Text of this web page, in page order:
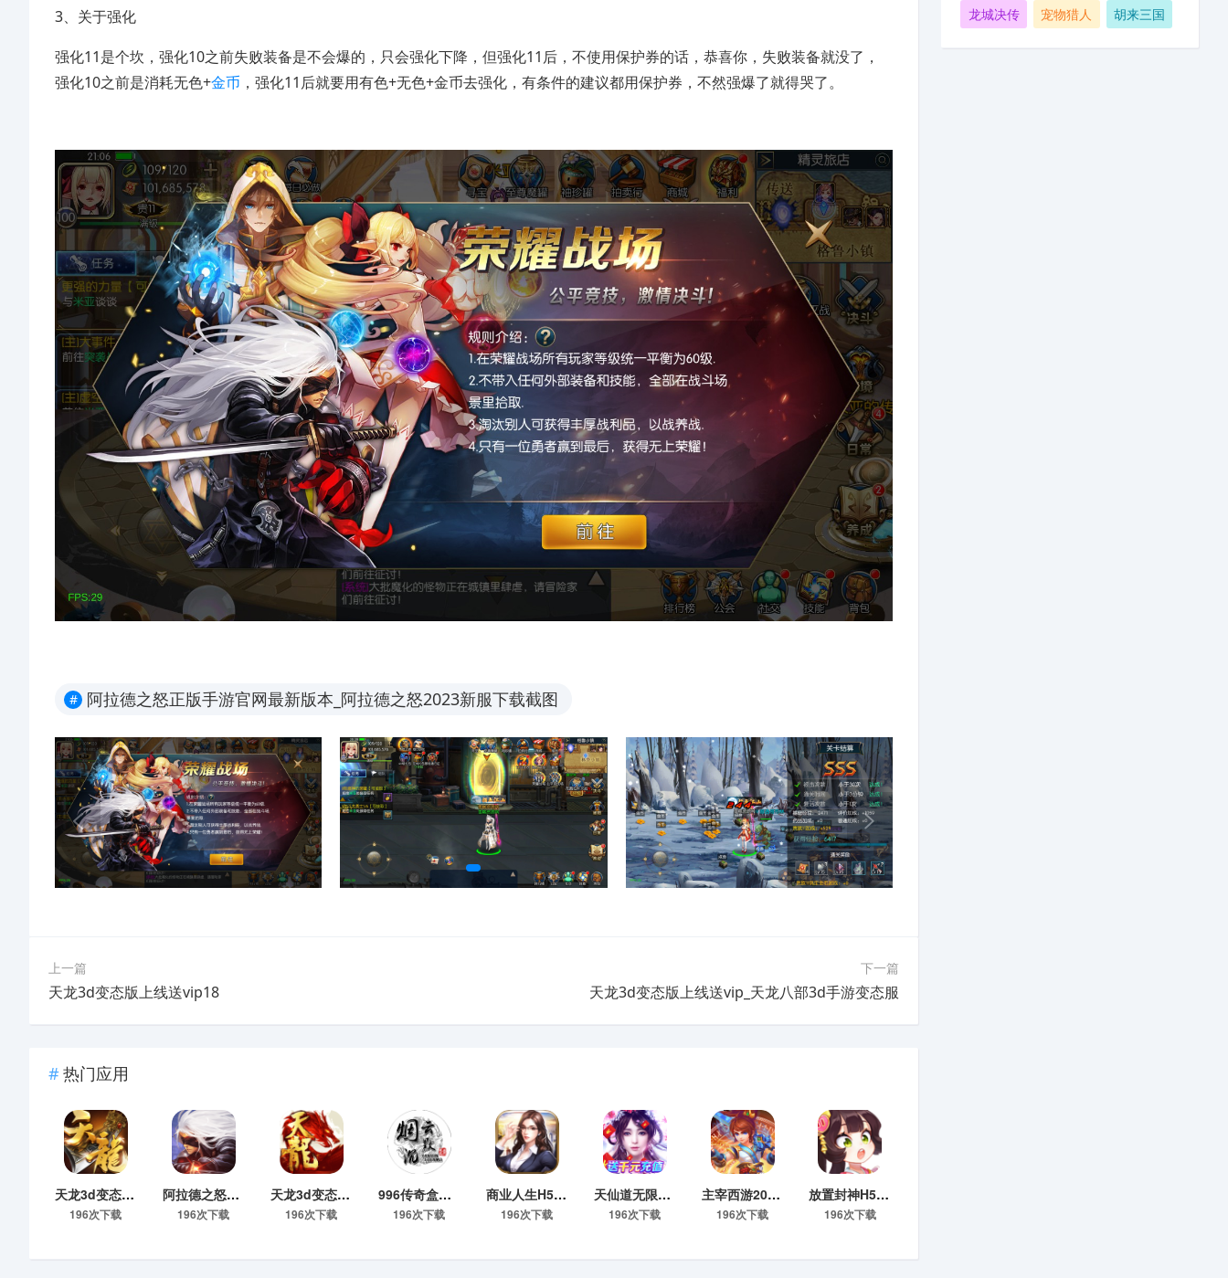
3、关于强化
强化11是个坎，强化10之前失败装备是不会爆的，只会强化下降，但强化11后，不使用保护券的话，恭喜你，失败装备就没了，
强化10之前是消耗无色+金币 ，强化11后就要用有色+无色+金币去强化，有条件的建议都用保护券，不然强爆了就得哭了。
# 阿拉德之怒正版手游官网最新版本_阿拉德之怒2023新服下载截图
上一篇
天龙3d变态版上线送vip18
下一篇
天龙3d变态版上线送vip_天龙八部3d手游变态服
热门应用
天龙3d变态版上线送vip_天龙八部3d手游变态服
196次下载
阿拉德之怒正版手游官网最新版本_阿拉德之怒2023新服下载
196次下载
天龙3d变态版上线送vip18
196次下载
996传奇盒子安卓版下载
196次下载
商业人生H5内购无限钻石版|商业人生gm版下载
196次下载
天仙道无限抽真充手游
196次下载
主宰西游20e元宝gm版
196次下载
放置封神H5GM版
196次下载
龙城决传
宠物猎人 胡来三国